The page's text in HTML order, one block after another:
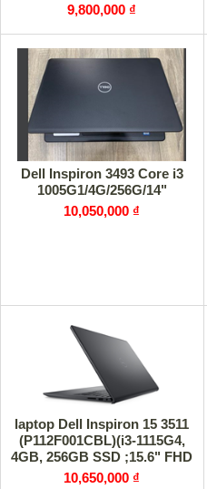
9,800,000 ₫
Dell Inspiron 3493 Core i3
1005G1/4G/256G/14"
10,050,000 ₫
laptop Dell Inspiron 15 3511
(P112F001CBL)(i3-1115G4,
4GB, 256GB SSD ;15.6" FHD
,UMA ,Win11,Office
10,650,000 ₫